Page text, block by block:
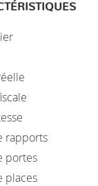
rapports
portes
places